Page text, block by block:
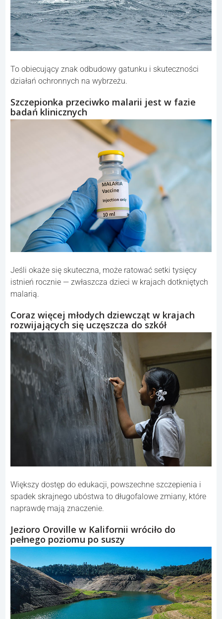
To obiecujący znak odbudowy gatunku i skuteczności
działań ochronnych na wybrzeżu.
Szczepionka przeciwko malarii jest w fazie
badań klinicznych
Jeśli okaże się skuteczna, może ratować setki tysięcy
istnień rocznie — zwłaszcza dzieci w krajach dotkniętych
malarią.
Coraz więcej młodych dziewcząt w krajach
rozwijających się uczęszcza do szkół
Większy dostęp do edukacji, powszechne szczepienia i
spadek skrajnego ubóstwa to długofalowe zmiany, które
naprawdę mają znaczenie.
Jezioro Oroville w Kalifornii wróciło do
pełnego poziomu po suszy